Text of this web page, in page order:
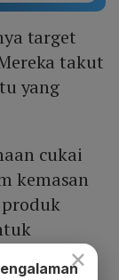
target
takut
yang
cukai
kemasan
×